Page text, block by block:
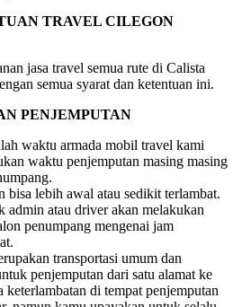
TRAVEL CILEGON
jasa travel semua rute di Calista
semua syarat dan ketentuan ini.
PENJEMPUTAN
waktu armada mobil travel kami
waktu penjemputan masing masing
bisa lebih awal atau sedikit terlambat.
admin atau driver akan melakukan
penumpang mengenai jam
transportasi umum dan
penjemputan dari satu alamat ke
keterlambatan di tempat penjemputan